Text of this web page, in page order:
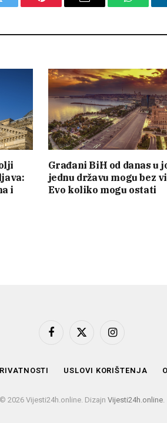
Pinterest Email
i
Građani BiH od danas u
jednu državu mogu bez
Evo koliko mogu ostati
Facebook
X
Instagram
USLOVI KORIŠTENJA
© 2026 Vijesti24h.online. Dizajn Vijesti24h.online.